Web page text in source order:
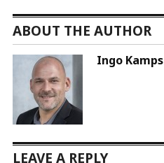
ABOUT THE AUTHOR
Ingo Kamps
LEAVE A REPLY